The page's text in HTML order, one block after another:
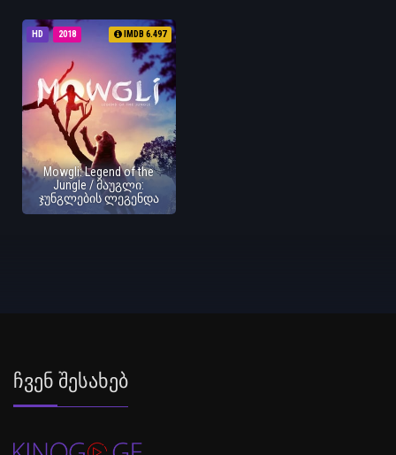
HD 2018 IMDB 6.497
Mowgli: Legend of the
Jungle / მაუგლი:
ჯუნგლების ლეგენდა
Ჩვენ Შესახებ